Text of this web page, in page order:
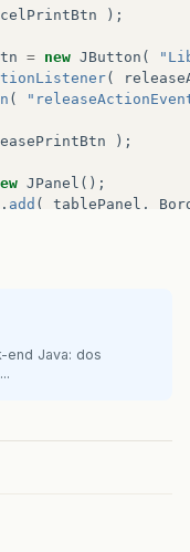
);
= new JButton (
(
(
);
JPanel ();
add ( tablePanel ,
);
end Java: dos